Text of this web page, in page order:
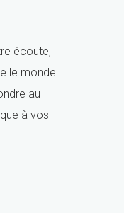
écoute,
le monde
au
à vos